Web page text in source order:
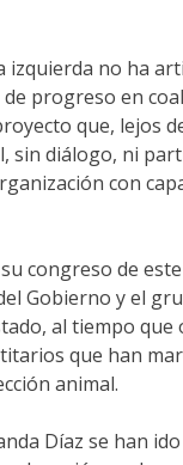
izquierda no ha
progreso en
que, lejos
sin diálogo, ni
con
congreso de
Gobierno y el
al tiempo
que han
animal.
Díaz se han